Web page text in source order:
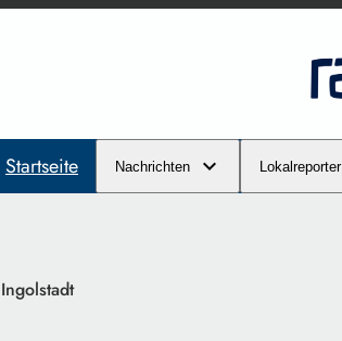
Startseite Nachrichten Lokalreporter
Ingolstadt